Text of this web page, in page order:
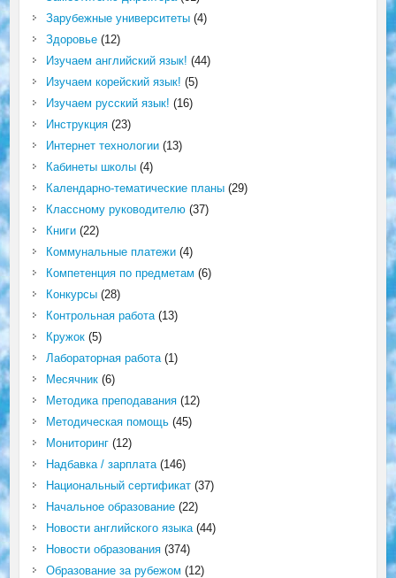
Зарубежные университеты(4)
Здоровье(12)
Изучаем английский язык! (44)
Изучаем корейский язык! (5)
Изучаем русский язык! (16)
Инструкция(23)
Интернет технологии(13)
Кабинеты школы(4)
Календарно-тематические планы(29)
Классному руководителю(37)
Книги(22)
Коммунальные платежи(4)
Компетенция по предметам (6)
Конкурсы(28)
Контрольная работа(13)
Кружок(5)
Лабораторная работа(1)
Месячник(6)
Методика преподавания(12)
Методическая помощь(45)
Мониторинг(12)
Надбавка / зарплата(146)
Национальный сертификат(37)
Начальное образование(22)
Новости английского языка(44)
Новости образования(374)
Образование за рубежом (12)